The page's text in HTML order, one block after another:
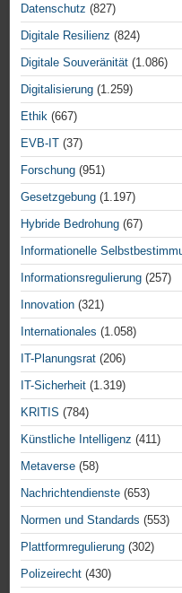
Datenschutz (827)
Digitale Resilienz (824)
Digitale Souveränität (1.086)
Digitalisierung (1.259)
Ethik (667)
EVB-IT (37)
Forschung (951)
Gesetzgebung (1.197)
Hybride Bedrohung (67)
Informationelle
Informationsregulierung (257)
Innovation (321)
Internationales (1.058)
IT-Planungsrat (206)
IT-Sicherheit (1.319)
KRITIS (784)
Künstliche Intelligenz (411)
Metaverse (58)
Nachrichtendienste (653)
Normen und Standards (553)
Plattformregulierung (302)
Polizeirecht (430)